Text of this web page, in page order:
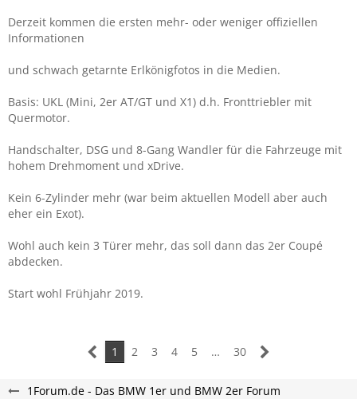
Derzeit kommen die ersten mehr- oder weniger offiziellen
Informationen
und schwach getarnte Erlkönigfotos in die Medien.
Basis: UKL (Mini, 2er AT/GT und X1) d.h. Fronttriebler mit
Quermotor.
Handschalter, DSG und 8-Gang Wandler für die Fahrzeuge mit
hohem Drehmoment und xDrive.
Kein 6-Zylinder mehr (war beim aktuellen Modell aber auch
eher ein Exot).
Wohl auch kein 3 Türer mehr, das soll dann das 2er Coupé
abdecken.
Start wohl Frühjahr 2019.
1 2 3 4 5 … 30
1Forum.de - Das BMW 1er und BMW 2er Forum